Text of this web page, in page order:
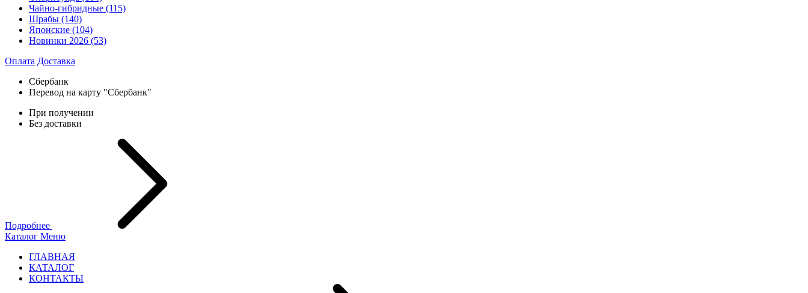
Чайно-гибридные (115)
Шрабы (140)
Японские (104)
Новинки 2026 (53)
Оплата Доставка
Сбербанк
Перевод на карту "Сбербанк"
При получении
Без доставки
Подробнее
Каталог Меню
ГЛАВНАЯ
КАТАЛОГ
КОНТАКТЫ